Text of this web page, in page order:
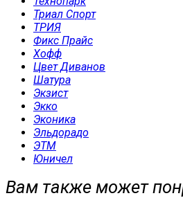
Триал Спорт
ТРИЯ
Фикс Прайс
Хофф
Цвет Диванов
Шатура
Экзист
Экко
Эконика
Эльдорадо
ЭТМ
Юничел
Вам также может